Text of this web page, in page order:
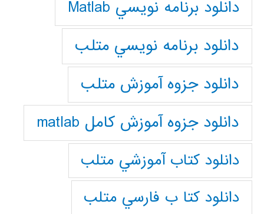
دانلود برنامه نويسي Matlab
دانلود برنامه نويسي متلب
دانلود جزوه آموزش متلب
دانلود جزوه آموزش کامل matlab
دانلود كتاب آموزشي متلب
دانلود كتا ب فارسي متلب